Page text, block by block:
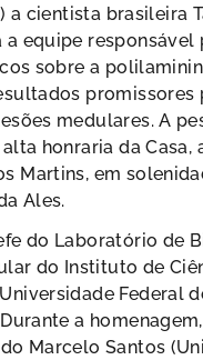
a cientista brasileira
a equipe responsável
sobre a
promissores
medulares. A
honraria da Casa,
Martins, em
Ales.
do Laboratório de
do Instituto de
Federal
a
Marcelo Santos